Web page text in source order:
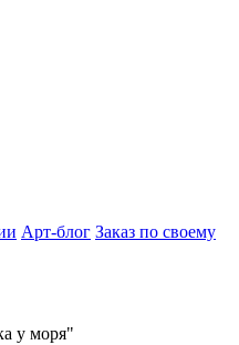
Арт-блог Заказ по своему
у моря"